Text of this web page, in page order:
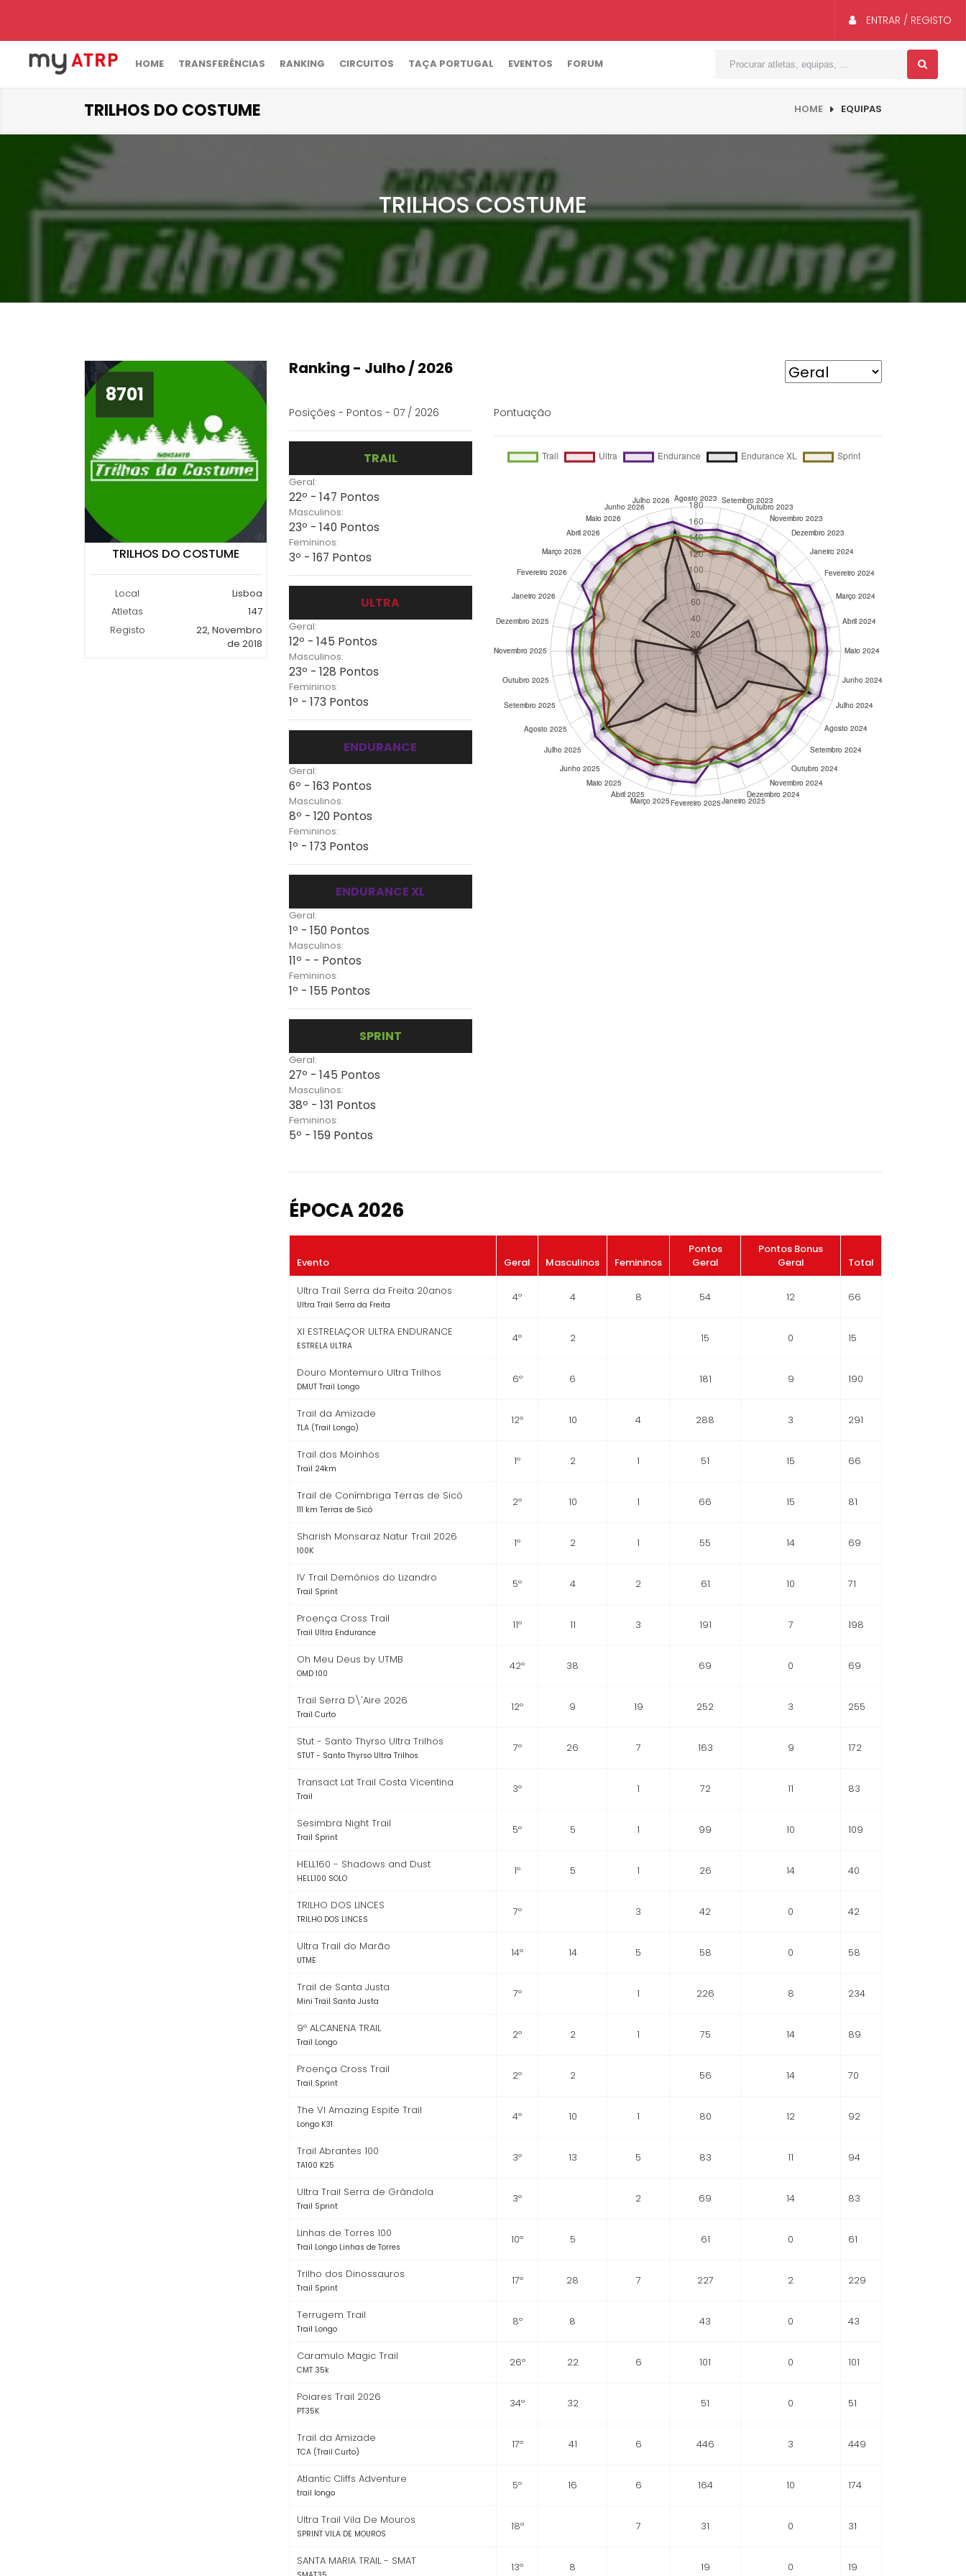
ENTRAR / REGISTO
HOME TRANSFERÊNCIAS RANKING CIRCUITOS TAÇA PORTUGAL EVENTOS FORUM
TRILHOS DO COSTUME HOME EQUIPAS
TRILHOS COSTUME
8701
TRILHOS DO COSTUME
Local
Lisboa
Atletas
147
Registo
22, Novembro
de 2018
Ranking - Julho / 2026
Posições - Pontos - 07 / 2026
TRAIL
Geral:
22º - 147 Pontos
Masculinos:
23º - 140 Pontos
Femininos:
3º - 167 Pontos
ULTRA
Geral:
12º - 145 Pontos
Masculinos:
23º - 128 Pontos
Femininos:
1º - 173 Pontos
ENDURANCE
Geral:
6º - 163 Pontos
Masculinos:
8º - 120 Pontos
Femininos:
1º - 173 Pontos
ENDURANCE XL
Geral:
1º - 150 Pontos
Masculinos:
11º - - Pontos
Femininos:
1º - 155 Pontos
SPRINT
Geral:
27º - 145 Pontos
Masculinos:
38º - 131 Pontos
Femininos:
5º - 159 Pontos
Pontuação
ÉPOCA 2026
Evento Geral Masculinos Femininos
Pontos
Geral
Pontos Bonus
Geral
Total
Ultra Trail Serra da Freita 20anos
Ultra Trail Serra da Freita
4º 4 8 54 12 66
XI ESTRELAÇOR ULTRA ENDURANCE
ESTRELA ULTRA
4º 2 15 0 15
Douro Montemuro Ultra Trilhos
DMUT Trail Longo
6º 6 181 9 190
Trail da Amizade
TLA (Trail Longo)
12º 10 4 288 3 291
Trail dos Moinhos
Trail 24km
1º 2 1 51 15 66
Trail de Conímbriga Terras de Sicó
111 km Terras de Sicó
2º 10 1 66 15 81
Sharish Monsaraz Natur Trail 2026
100K
1º 2 1 55 14 69
IV Trail Demónios do Lizandro
Trail Sprint
5º 4 2 61 10 71
Proença Cross Trail
Trail Ultra Endurance
11º 11 3 191 7 198
Oh Meu Deus by UTMB
OMD 100
42º 38 69 0 69
Trail Serra D\'Aire 2026
Trail Curto
12º 9 19 252 3 255
Stut - Santo Thyrso Ultra Trilhos
STUT - Santo Thyrso Ultra Trilhos
7º 26 7 163 9 172
Transact Lat Trail Costa Vicentina
Trail
3º 1 72 11 83
Sesimbra Night Trail
Trail Sprint
5º 5 1 99 10 109
HELL160 - Shadows and Dust
HELL100 SOLO
1º 5 1 26 14 40
TRILHO DOS LINCES
TRILHO DOS LINCES
7º 3 42 0 42
Ultra Trail do Marão
UTME
14º 14 5 58 0 58
Trail de Santa Justa
Mini Trail Santa Justa
7º 1 226 8 234
9º ALCANENA TRAIL
Trail Longo
2º 2 1 75 14 89
Proença Cross Trail
Trail Sprint
2º 2 56 14 70
The VI Amazing Espite Trail
Longo K31
4º 10 1 80 12 92
Trail Abrantes 100
TA100 K25
3º 13 5 83 11 94
Ultra Trail Serra de Grândola
Trail Sprint
3º 2 69 14 83
Linhas de Torres 100
Trail Longo Linhas de Torres
10º 5 61 0 61
Trilho dos Dinossauros
Trail Sprint
17º 28 7 227 2 229
Terrugem Trail
Trail Longo
8º 8 43 0 43
Caramulo Magic Trail
CMT 35k
26º 22 6 101 0 101
Poiares Trail 2026
PT35K
34º 32 51 0 51
Trail da Amizade
TCA (Trail Curto)
17º 41 6 446 3 449
Atlantic Cliffs Adventure
trail longo
5º 16 6 164 10 174
Ultra Trail Vila De Mouros
SPRINT VILA DE MOUROS
18º 7 31 0 31
SANTA MARIA TRAIL - SMAT 13º 8 19 0 19